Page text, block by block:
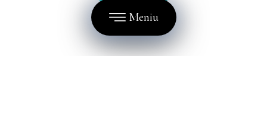
LIGHEAN OVAL 4 L STERK
Meniu